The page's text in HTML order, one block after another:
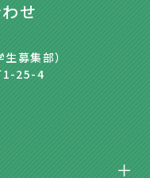
せ
募集部）
1-25-4